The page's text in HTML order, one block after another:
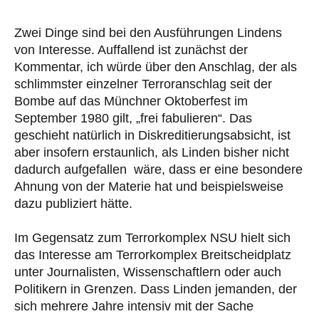
Zwei Dinge sind bei den Ausführungen Lindens
von Interesse. Auffallend ist zunächst der
Kommentar, ich würde über den Anschlag, der als
schlimmster einzelner Terroranschlag seit der
Bombe auf das Münchner Oktoberfest im
September 1980 gilt, „frei fabulieren“. Das
geschieht natürlich in Diskreditierungsabsicht, ist
aber insofern erstaunlich, als Linden bisher nicht
dadurch aufgefallen wäre, dass er eine besondere
Ahnung von der Materie hat und beispielsweise
dazu publiziert hätte.
Im Gegensatz zum Terrorkomplex NSU hielt sich
das Interesse am Terrorkomplex Breitscheidplatz
unter Journalisten, Wissenschaftlern oder auch
Politikern in Grenzen. Dass Linden jemanden, der
sich mehrere Jahre intensiv mit der Sache